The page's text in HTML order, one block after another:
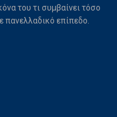
του τι συμβαίνει τόσο
πανελλαδικό επίπεδο.